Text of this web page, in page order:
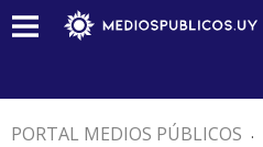
PORTAL MEDIOS PÚBLICOS .